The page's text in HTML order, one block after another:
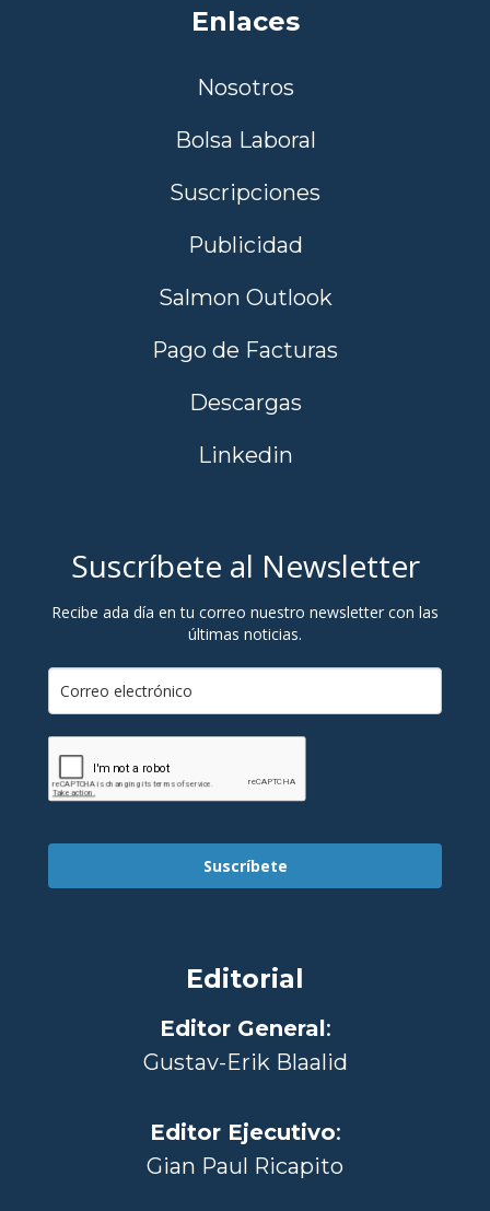
Enlaces
Nosotros
Bolsa Laboral
Suscripciones
Publicidad
Salmon Outlook
Pago de Facturas
Descargas
Linkedin
Suscríbete al Newsletter
Recibe ada día en tu correo nuestro newsletter con las
últimas noticias.
Suscríbete
Editorial
Editor General:
Gustav-Erik Blaalid
Editor Ejecutivo:
Gian Paul Ricapito